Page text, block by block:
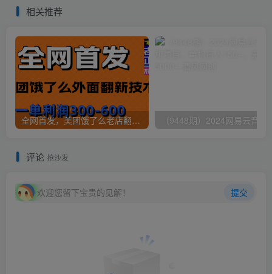
相关推荐
全网首发，美团饿了么老店翻新最新技术，一单利润300-600
评论 抢沙发
欢迎您留下宝贵的见解！ 提交